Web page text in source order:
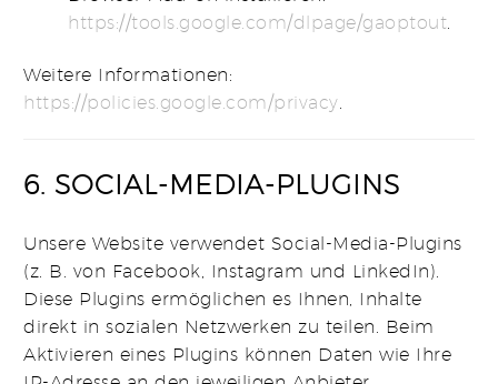
https://tools.google.com/dlpage/gaoptout.
Weitere Informationen:
https://policies.google.com/privacy.
6. SOCIAL-MEDIA-PLUGINS
Unsere Website verwendet Social-Media-Plugins
(z. B. von Facebook, Instagram und LinkedIn).
Diese Plugins ermöglichen es Ihnen, Inhalte
direkt in sozialen Netzwerken zu teilen. Beim
Aktivieren eines Plugins können Daten wie Ihre